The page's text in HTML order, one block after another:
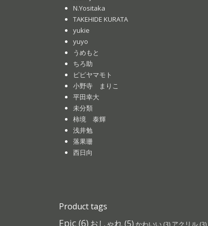
N.Yositaka
TAKEHIDE KURATA
yukie
yuyo
うめもと
ちろ助
ピピヤマモト
小野寺 まりこ
平田幸大
未分類
柿境 泰輝
浅井勉
落果珊
西日向
Product tags
Epic (6) おしゃれ(5) かわいい (3) アクリル (3)